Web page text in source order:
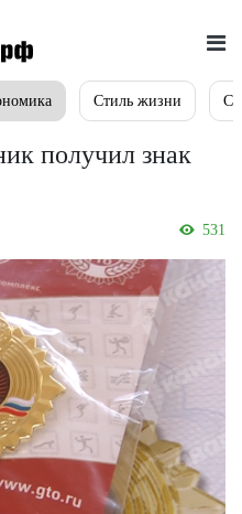
Стиль жизни
получил знак
531